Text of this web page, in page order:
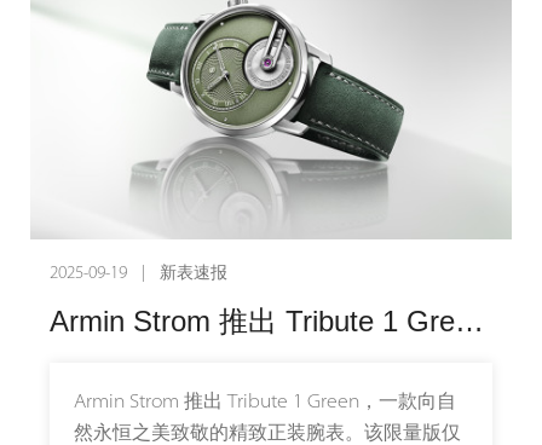
2025-09-19 | 新表速报
Armin Strom 推出 Tribute 1 Green：礼赞自然之美
Armin Strom 推出 Tribute 1 Green，一款向自
然永恒之美致敬的精致正装腕表。该限量版仅